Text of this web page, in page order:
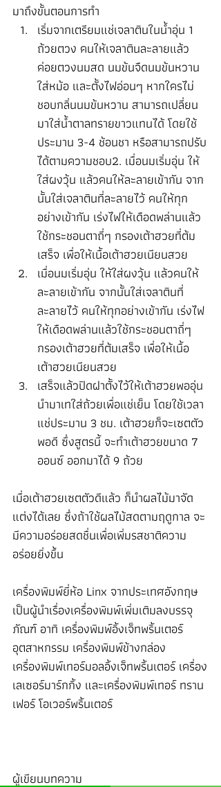
มาถึงขั้นตอนการทำ
เริ่มจากเตรียมแช่เจลาตินในน้ำอุ่น 1
ถ้วยตวง คนให้เจลาตินละลายแล้ว
ค่อยตวงนมสด นมข้นจืดนมข้นหวาน
ใส่หม้อ และตั้งไฟอ่อนๆ หากใครไม่
ชอบกลิ่นนมข้นหวาน สามารถเปลี่ยน
มาใส่น้ำตาลทรายขาวแทนได้ โดยใช้
ประมาน 3-4 ช้อนชา หรือสามารถปรับ
ได้ตามความชอบ2. เมื่อนมเริ่มอุ่น ให้
ใส่ผงวุ้น แล้วคนให้ละลายเข้ากัน จาก
นั้นใส่เจลาตินที่ละลายไว้ คนให้ทุก
อย่างเข้ากัน เร่งไฟให้เดือดพล่านแล้ว
ใช้กระชอนตาถี่ๆ กรองเต้าฮวยที่ต้ม
เสร็จ เพื่อให้เนื้อเต้าฮวยเนียนสวย
เมื่อนมเริ่มอุ่น ให้ใส่ผงวุ้น แล้วคนให้
ละลายเข้ากัน จากนั้นใส่เจลาตินที่
ละลายไว้ คนให้ทุกอย่างเข้ากัน เร่งไฟ
ให้เดือดพล่านแล้วใช้กระชอนตาถี่ๆ
กรองเต้าฮวยที่ต้มเสร็จ เพื่อให้เนื้อ
เต้าฮวยเนียนสวย
เสร็จแล้วปิดฝาตั้งไว้ให้เต้าฮวยพออุ่น
นำมาเทใส่ถ้วยเพื่อแช่เย็น โดยใช้เวลา
แช่ประมาน 3 ชม. เต้าฮวยก็จะเซตตัว
พอดี ซึ่งสูตรนี้ จะทำเต้าฮวยขนาด 7
ออนซ์ ออกมาได้ 9 ถ้วย
เมื่อเต้าฮวยเซตตัวดีแล้ว ก็นำผลไม้มาจัด
แต่งได้เลย ซึ่งถ้าใช้ผลไม้สดตามฤดูกาล จะ
มีความอร่อยสดชื่นเพื่อเพิ่มรสชาติความ
อร่อยยิ่งขึ้น
เครื่องพิมพ์ยี่ห้อ Linx จากประเทศอังกฤษ
เป็นผู้นำเรื่องเครื่องพิมพ์เพิ่มเติมลงบรรจุ
ภัณฑ์ อาทิ เครื่องพิมพ์อิ้งเจ็ทพริ้นเตอร์
อุตสาหกรรม เครื่องพิมพ์ข้างกล่อง
เครื่องพิมพ์เทอร์มอลอิ้งเจ็ทพริ้นเตอร์ เครื่อง
เลเซอร์มาร์กกิ้ง และเครื่องพิมพ์เทอร์ ทราน
เฟอร์ โอเวอร์พริ้นเตอร์
ผู้เขียนบทความ